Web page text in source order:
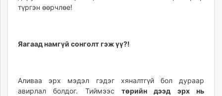
түргэн өөрчлөе!
Яагаад намгүй сонголт гэж үү?!
Аливаа эрх мэдэл гэдэг хяналтгүй бол дураар
авирлал болдог. Тиймээс төрийн дээд эрх нь